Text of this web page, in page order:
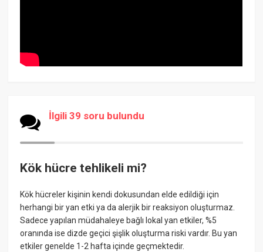
İlgili 39 soru bulundu
Kök hücre tehlikeli mi?
Kök hücreler kişinin kendi dokusundan elde edildiği için
herhangi bir yan etki ya da alerjik bir reaksiyon oluşturmaz.
Sadece yapılan müdahaleye bağlı lokal yan etkiler, %5
oranında ise dizde geçici şişlik oluşturma riski vardır. Bu yan
etkiler genelde 1-2 hafta içinde geçmektedir.